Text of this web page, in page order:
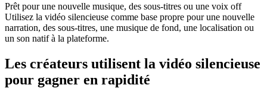
Prêt pour une nouvelle musique, des sous-titres ou une voix off
Utilisez la vidéo silencieuse comme base propre pour une nouvelle
narration, des sous-titres, une musique de fond, une localisation ou
un son natif à la plateforme.
Les créateurs utilisent la vidéo silencieuse
pour gagner en rapidité